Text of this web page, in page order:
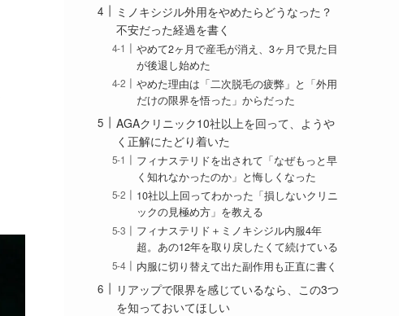
ミノキシジル外用をやめたらどうなった？
不安だった経過を書く
やめて2ヶ月で産毛が消え、3ヶ月で見た目
が後退し始めた
やめた理由は「二次脱毛の疲弊」と「外用
だけの限界を悟った」からだった
AGAクリニック10社以上を回って、ようや
く正解にたどり着いた
フィナステリドを出されて「なぜもっと早
く知れなかったのか」と悔しくなった
10社以上回ってわかった「損しないクリニ
ックの見極め方」を教える
フィナステリド＋ミノキシジル内服4年
超。あの12年を取り戻したくて続けている
内服に切り替えて出た副作用も正直に書く
リアップで限界を感じているなら、この3つ
を知っておいてほしい